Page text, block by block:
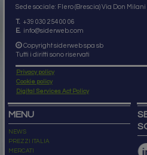
Sede sociale: Flero (Brescia) Via Don Milani
T. +39 030 254 00 06
E.
info@siderweb.com
Copyright siderweb spa sb
Tutti i diritti sono riservati
Privacy policy
Cookie policy
Digital Services Act Policy
MENU
NEWS
PREZZI ITALIA
MERCATI